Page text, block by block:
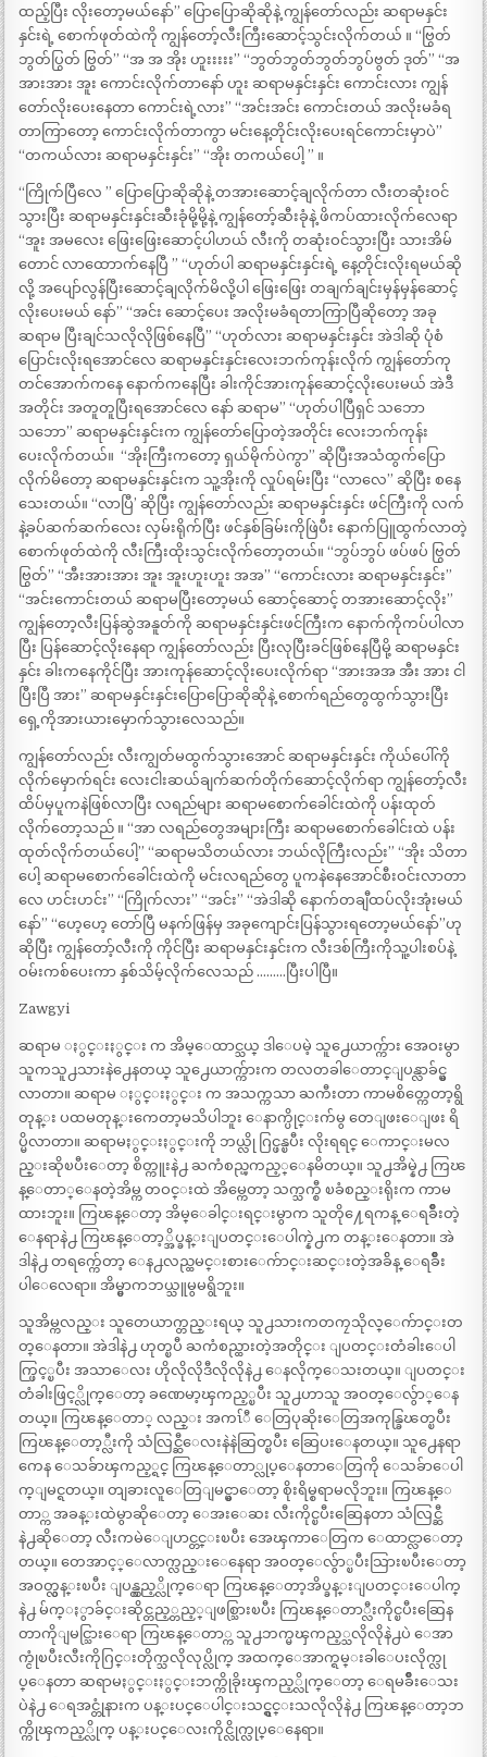
ထည့်ပြီး လိုးတော့မယ်နော်” ‌ပြောပြောဆိုဆိုနဲ့ ကျွန်တော်လည်း ဆရာမနှင်း
နှင်းရဲ့ စောက်ဖုတ်ထဲကို ကျွန်တော့်လီးကြီးဆောင့်သွင်းလိုက်တယ် ။ “ဗြွတ်
ဘွတ်ပြွတ် ဗြွတ်” “အ အ အိုး ဟူးးးးး” “ဘွတ်ဘွတ်ဘွတ်ဘွပ်ဗွတ် ဒုတ်” “အ
အားအား အူး ကောင်းလိုက်တာနော် ဟူး ‌ဆရာမနှင်းနှင်း ကောင်းလား ကျွန်
တော်လိုးပေးနေတာ ကောင်းရဲ့လား” “‌အင်းအင်း ကောင်းတယ် အလိုးမခံရ
တာကြာတော့ ကောင်းလိုက်တာကွာ မင်းနေ့တိုင်းလိုးပေးရင်ကောင်းမှာပဲ”
“‌တကယ်လား ဆရာမနှင်းနှင်း” “‌အိုး တကယ်ပေါ့ ” ။
“‌ကြိုက်ပြီလေ ” ပြောပြောဆိုဆိုနဲ့ တအားဆောင့်ချလိုက်တာ လီးတဆုံးဝင်
သွားပြီး ဆရာမနှင်းနှင်းဆီးခုံမို့မို့နဲ့ ကျွန်တော့်ဆီးခုံနဲ့ ဖိကပ်ထားလိုက်လေရာ
“‌အူး အမလေး ဖြေးဖြေးဆောင့်ပါဟယ် လီးကို တဆုံးဝင်သွားပြီး သားအိမ်
တောင် လာထောာက်နေပြီ ” “‌ဟုတ်ပါ ဆရာမနှင်းနှင်းရဲ့ နေ့တိုင်းလိုးရမယ်ဆို
လို့ အပျော်လွန်ပြီးဆောင့်ချလိုက်မိလို့ပါ ဖြေးဖြေး တချက်ချင်းမှန်မှန်ဆောင့်
လိုးပေးမယ် နော်” “‌အင်း ဆောင့်ပေး အလိုးမခံရတာကြာပြီဆိုတော့ အခု
ဆရာမ ပြီးချင်သလိုလိုဖြစ်နေပြီ” “‌ဟုတ်လား ဆရာမနှင်းနှင်း အဲဒါဆို ပုံစံ
ပြောင်းလိုးရအောင်လေ ဆရာမနှင်းနှင်းလေးဘက်ကုန်းလိုက် ကျွန်တော်ကု
တင်အောက်ကနေ နောက်ကနေပြီး ခါးကိုင်အားကုန်ဆောင့်လိုးပေးမယ် အဲဒီ
အတိုင်း အတူတူပြီးရအောင်လေ နော် ဆရာမ” “‌ဟုတ်ပါပြီရှင် သဘော
သဘော” ဆရာမနှင်းနှင်းက ကျွန်တော်ပြောတဲ့အတိုင်း လေးဘက်ကုန်း
ပေးလိုက်တယ်။ ‌ “အိုးကြီးကတော့ ရှယ်မိုက်ပဲကွာ” ဆိုပြီးအသံထွက်ပြော
လိုက်မိတော့ ဆရာမနှင်းနှင်းက သူ့အိုးကို လှုပ်ရမ်းပြီး “လာလေ” ဆိုပြီး စနေ
သေးတယ်။ “‌လာပြီ’ ဆိုပြီး ကျွန်တော်လည်း ဆရာမနှင်းနှင်း ဖင်ကြီးကို လက်
နဲ့ခပ်ဆက်ဆက်လေး လှမ်းရိုက်ပြီး ဖင်နှစ်ခြမ်းကိုဖြဲပီး နောက်ပြူထွက်လာတဲ့
စောက်ဖုတ်ထဲကို လီးကြီးထိုးသွင်းလိုက်တော့တယ်။ “ဘွပ်ဘွပ် ဖပ်ဖပ် ဗြွတ်
ဗြွတ်” “အီးအားအား အူး အူးဟူးဟူး အအ” “‌ကောင်းလား ဆရာမနှင်းနှင်း”
“‌အင်းကောင်းတယ် ဆရာမပြီးတော့မယ် ဆောင့်ဆောင့် တအားဆောင့်လိုး”
ကျွန်တော့လီးပြန်ဆွဲအနူတ်ကို ဆရာမနှင်းနှင်းဖင်ကြီးက နောက်ကိုကပ်ပါလာ
ပြီး ပြန်ဆောင့်လိုးနေရာ ကျွန်တော်လည်း ပြီးလုပြီးခင်ဖြစ်နေပြီမို့ ဆရာမနှင်း
နှင်း ခါးကနေကိုင်ပြီး အားကုန်ဆောင့်လိုးပေးလိုက်ရာ “‌အားအအ အီး အား ငါ
ပြီးပြီ အား” ဆရာမနှင်းနှင်းပြောပြောဆိုဆိုနဲ့ စောက်ရည်တွေထွက်သွားပြီး
ရှေ့ကိုအားယားမှောက်သွားလေသည်။
ကျွန်တော်လည်း လီးကျွတ်မထွက်သွားအောင် ဆရာမနှင်းနှင်း ကိုယ်ပေါ်ကို
လိုက်မှောက်ရင်း လေးငါးဆယ်ချက်ဆက်တိုက်ဆောင့်လိုက်ရာ ကျွန်တော့်လီး
ထိပ်မှပူကနဲဖြစ်လာပြီး လရည်များ ဆရာမစောက်ခေါင်းထဲကို ပန်းထုတ်
လိုက်တော့သည် ။ “‌အာ လရည်တွေအများကြီး ဆရာမစောက်ခေါင်းထဲ ပန်း
ထုတ်လိုက်တယ်ပေါ့” “‌ဆရာမသိတယ်လား ဘယ်လိုကြီးလည်း” “‌အိုး သိတာ
ပေါ့ ဆရာမစောက်ခေါင်းထဲကို မင်းလရည်တွေ ပူကနဲနေအောင်စီးဝင်းလာတာ
လေ ဟင်းဟင်း” “‌ကြိုက်လား” “‌အင်း” “‌အဲဒါဆို နောက်တချီထပ်လိုးအုံးမယ်
နော်” “‌ဟေ့ဟေ့ တော်ပြီ မနက်ဖြန်မှ အခုကျောင်းပြန်သွားရတော့မယ်နော်”ဟု
ဆိုပြီး ကျွန်တော့်လီးကို ကိုင်ပြီး ဆရာမနှင်းနှင်းက လီးဒစ်ကြီးကိုသူ့ပါးစပ်နဲ့
ဝမ်းကစ်ပေးကာ နှစ်သိမ့်လိုက်လေသည် ………ပြီးပါပြီ။
Zawgyi
ဆရာမ ႏွင္းႏွင္း က အိမ္ေထာင္သယ္ ဒါေပမဲ့ သူ႕ေယာက္က်ား အေဝးမွာ
သူကသူ႕သားနဲ႕ေနတယ္ သူ႕ေယာက္က်ားက တလတခါေတာင္ျပန္လာခ်င္မွ
လာတာ။ ဆရာမ ႏွင္းႏွင္း က အသက္ကသာ ႀကီးတာ ကာမစိတ္ကေတာ့ရွိ
တုန္း ပထမတုန္းကေတာ့မသိပါဘူး ေနာက္ပိုင္းက်မွ တေျဖးေျဖး ရိ
ပ္မိလာတာ။ ဆရာမႏွင္းႏွင္းကို ဘယ္လို ဂြင္ဖန္ၿပီး လိုးရရင္ ေကာင္းမလ
ည္းဆိုၿပီးေတာ့ စိတ္ကူးနဲ႕ ႀကံစည္ၾကည့္ေနမိတယ္။ သူ႕အိမ္နဲ႕ ကြၽ
န္ေတာ္ေနတဲ့အိမ္က တဝင္းထဲ အိမ္ကေတာ့ သက္သက္စီ ၿခံစည္းရိုးက ကာမ
ထားဘူး။ ကြၽန္ေတာ့ အိမ္ေခါင္းရင္းမွာက သူတို႔ေရကန္ ေရခ်ိဳးတဲ့
ေနရာနဲ႕ ကြၽန္ေတာ့္အိပ္ခန္းျပတင္းေပါက္နဲ႕က တန္းေနတာ။ အဲ
ဒါနဲ႕ တရက္က်ေတာ့ ေန႕လည္ထမင္းစားေက်ာင္းဆင္းတဲ့အခ်ိန္ ေရခ်ိဳး
ပါေလေရာ။ အိမ္မွာကဘယ္သူမွမရွိဘူး။
သူအိမ္ကလည္း သူတေယာက္တည္းရယ္ သူ႕သားကတကၠသိုလ္ေက်ာင္းတ
တ္ေနတာ။ အဲဒါနဲ႕ ဟုတ္ၿပီ ႀကံစည္ထားတဲ့အတိုင္း ျပတင္းတံခါးေပါ
က္ဖြင့္ၿပီး အသာေလး ဟိုလိုလိုဒီလိုလိုနဲ႕ ေနလိုက္ေသးတယ္။ ျပတင္း
တံခါးဖြင့္လိုက္ေတာ့ ခဏေမာ့ၾကည့္ၿပီး သူ႕ဟာသူ အဝတ္ေလွ်ာ္ေန
တယ္။ ကြၽန္ေတာ္ လည္း အကၤ်ီ ေတြပုဆိုးေတြအကုန္ခြၽတ္ၿပီး
ကြၽန္ေတာ့္လီးကို သံလြင္ဆီေလးနဲနဲဆြတ္ၿပီး ဆြေပးေနတယ္။ သူ႕ေနရာ
ကေန ေသခ်ာၾကည့္ရင္ ကြၽန္ေတာ္လုပ္ေနတာေတြကို ေသခ်ာေပါ
က္ျမင္ရတယ္။ တျခားလူေတြျမင္မွာေတာ့ စိုးရိမ္စရာမလိုဘူး။ ကြၽန္ေ
တာ္က အခန္းထဲမွာဆိုေတာ့ ေအးေဆး လီးကိုင္ၿပီးဆြေနတာ သံလြင္ဆီ
နဲ႕ဆိုေတာ့ လီးကမဲေျပာင္တင္းၿပီး အေၾကာေတြက ေထာင္လာေတာ့
တယ္။ တေအာင့္ေလာက္လည္းေနေရာ အဝတ္ေလွ်ာ္ၿပီးသြားၿပီးေတာ့
အဝတ္လွန္းၿပီး ျပန္လွည့္လိုက္ေရာ ကြၽန္ေတာ့အိပ္ခန္းျပတင္းေပါက္
နဲ႕ မ်က္ႏွာခ်င္းဆိုင္တည့္တည့္ျဖစ္သြားၿပီး ကြၽန္ေတာ္လီးကိုင္ၿပီးဆြေန
တာကိုျမင္သြားေရာ ကြၽန္ေတာ္က သူ႕ဘက္မၾကည့္သလိုလိုနဲ႕ပဲ ေအာ
က္ငုံၿပီးလီးကိုဂြင္းတိုက္သလိုလုပ္လိုက္ အထက္ေအာက္ရမ္းခါေပးလိုက္လု
ပ္ေနတာ ဆရာမႏွင္းႏွင္းဘက္ကိုခိုးၾကည့္လိုက္ေတာ့ ေရမခ်ိဳးေသး
ပဲနဲ႕ ေရအင္တုံနားက ပန္းပင္ေပါင္းသင္ရွင္းသလိုလိုနဲ႕ ကြၽန္ေတာ့ဘ
က္ကိုၾကည့္လိုက္ ပန္းပင္ေလးကိုင္လိုက္လုပ္ေနေရာ။